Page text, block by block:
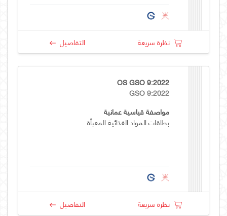
نظرة سريعة التفاصيل
OS GSO 9:2022
GSO 9:2022
مواصفة قياسية عمانية
بطاقات المواد الغذائية المعبأة
نظرة سريعة التفاصيل